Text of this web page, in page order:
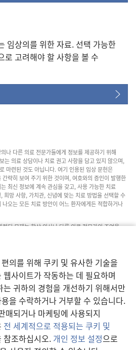
의를 위해 쿠키 및 유사한 기술을
사이트가 작동하는 데 필요하며
귀하의 경험을 개선하기 위해서만
을 수락하거나 거부할 수 있습니다.
매되거나 마케팅에 사용되지
전 세계적으로 적용되는 쿠키 및
참조하십시오. 개인 정보 설정으로
임상의를 위한 자료. 선택 가능한
로 고려해야 할 사항을 볼 수
나 다른 의료 전문가들에게 정보를 제공하기 위해
는 의료 상담이나 치료 권고 사항을 담고 있지 않으며,
마련된 것도 아닙니다. 여기 인용된 임상 문헌은
략히 보여 주기 위한 것이며, 여호와의 증인이 발행한
최신 정보에 계속 관심을 갖고, 사용 가능한 치료
희망 사항, 가치관, 신념에 맞는 치료 방법을 선택할 수
오는 모든 치료 방안이 어느 환자에게든 적합하거나
된 문제는 항상 의사나 다른 의료 전문가의 조언을
제약을 받습니다.
Bible and Tract Society of Pennsylvania.